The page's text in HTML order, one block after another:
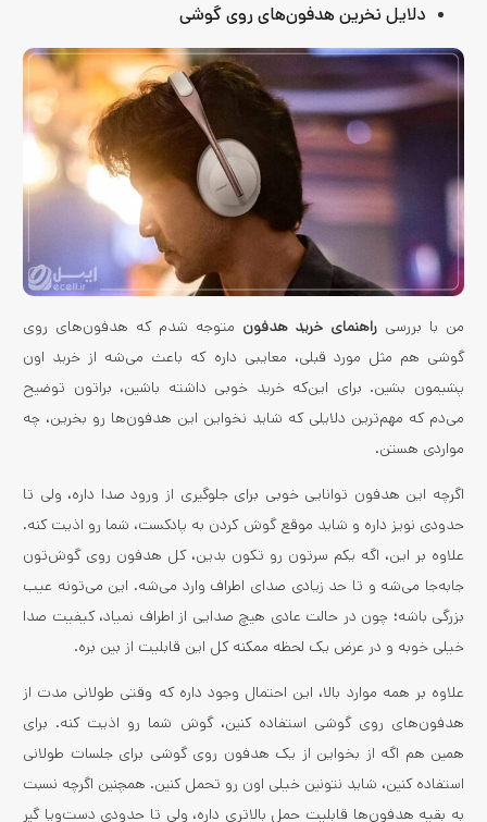
دلایل نخرین هدفون‌های روی گوشی
من با بررسی راهنمای خرید هدفون متوجه شدم که هدفون‌های روی
گوشی هم مثل مورد قبلی، معایبی داره که باعث می‌شه از خرید اون
پشیمون بشین. برای این‌که خرید خوبی داشته باشین، براتون توضیح
می‌دم که مهم‌ترین دلایلی که شاید نخواین این هدفون‌ها رو بخرین، چه
مواردی هستن.
اگرچه این هدفون توانایی خوبی برای جلوگیری از ورود صدا داره، ولی تا
حدودی نویز داره و شاید موقع گوش کردن به پادکست، شما رو اذیت کنه.
علاوه بر این، اگه یکم سرتون رو تکون بدین، کل هدفون روی گوش‌تون
جابه‌جا می‌شه و تا حد زیادی صدای اطراف وارد می‌شه. این می‌تونه عیب
بزرگی باشه؛ چون در حالت عادی هیچ صدایی از اطراف نمیاد، کیفیت صدا
خیلی خوبه و در عرض یک لحظه ممکنه کل این قابلیت از بین بره.
علاوه بر همه موارد بالا، این احتمال وجود داره که وقتی طولانی مدت از
هدفون‌های روی گوشی استفاده کنین، گوش شما رو اذیت کنه. برای
همین هم اگه از بخواین از یک هدفون روی گوشی برای جلسات طولانی
استفاده کنین، شاید نتونین خیلی اون رو تحمل کنین. همچنین اگرچه نسبت
به بقیه هدفون‌ها قابلیت حمل بالاتری داره، ولی تا حدودی دست‌وپا گیر